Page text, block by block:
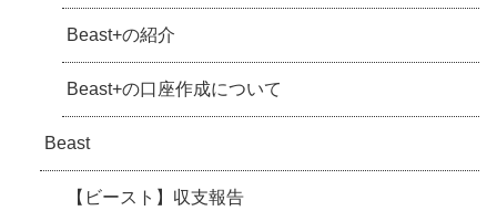
Beast+の紹介
Beast+の口座作成について
Beast
【ビースト】収支報告